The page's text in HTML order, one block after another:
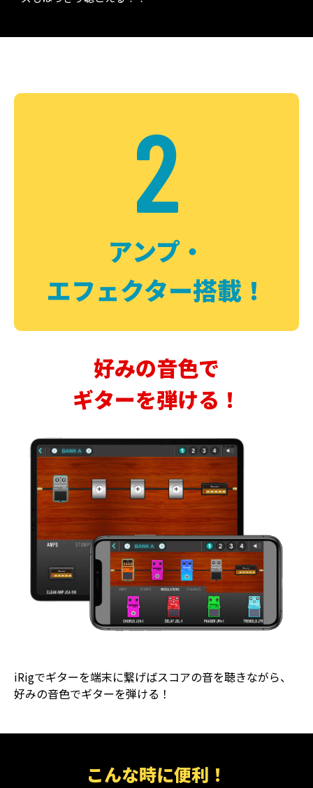
2
アンプ・
エフェクター搭載！
好みの音色で
ギターを弾ける！
iRigでギターを端末に繋げばスコアの音を聴きながら、
好みの音色でギターを弾ける！
こんな時に便利！